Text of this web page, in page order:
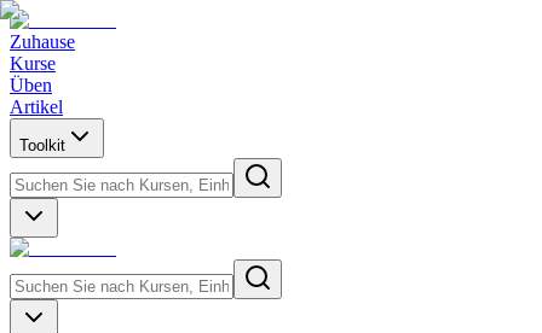
Zuhause
Kurse
Üben
Artikel
Toolkit